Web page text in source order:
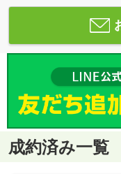
成約済み一覧